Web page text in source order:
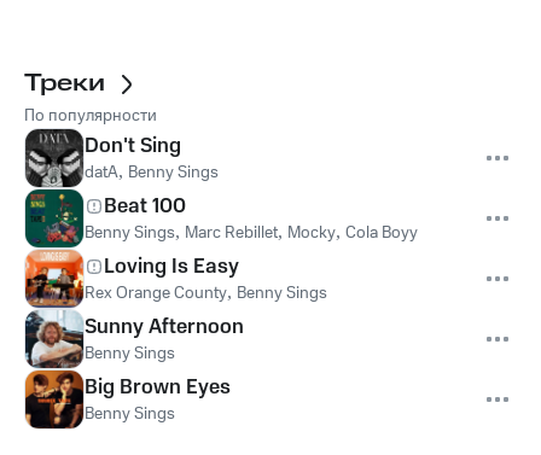
Треки
По популярности
Don't Sing
datA, Benny Sings
Beat 100
Benny Sings, Marc Rebillet, Mocky, Cola Boyy
Loving Is Easy
Rex Orange County, Benny Sings
Sunny Afternoon
Benny Sings
Big Brown Eyes
Benny Sings